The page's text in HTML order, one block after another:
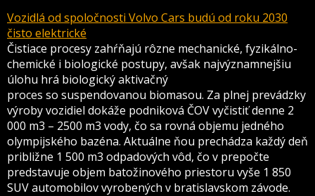
Vozidlá od spoločnosti Volvo Cars budú od roku 2030
čisto elektrické
Čistiace procesy zahŕňajú rôzne mechanické, fyzikálno-
chemické i biologické postupy, avšak najvýznamnejšiu
úlohu hrá biologický aktivačný
proces so suspendovanou biomasou. Za plnej prevádzky
výroby vozidiel dokáže podniková ČOV vyčistiť denne 2
000 m3 – 2500 m3 vody, čo sa rovná objemu jedného
olympijského bazéna. Aktuálne ňou prechádza každý deň
približne 1 500 m3 odpadových vôd, čo v prepočte
predstavuje objem batožinového priestoru vyše 1 850
SUV automobilov vyrobených v bratislavskom závode.